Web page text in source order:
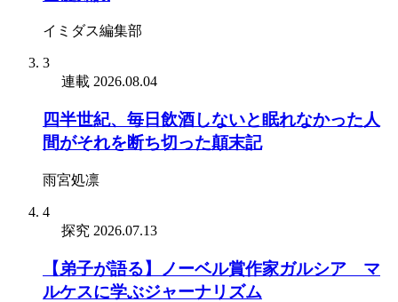
イミダス編集部
3
連載 2026.08.04
四半世紀、毎日飲酒しないと眠れなかった人
間がそれを断ち切った顛末記
雨宮処凛
4
探究 2026.07.13
【弟子が語る】ノーベル賞作家ガルシア゠マ
ルケスに学ぶジャーナリズム